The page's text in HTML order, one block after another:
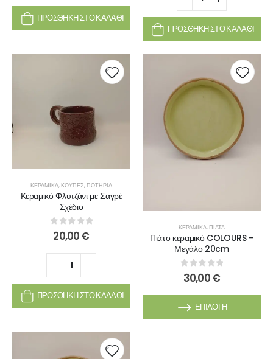
ΠΡΟΣΘΉΚΗ ΣΤΟ ΚΑΛΆΘΙ
ΠΡΟΣΘΉΚΗ ΣΤΟ ΚΑΛΆΘΙ
ΚΕΡΑΜΙΚΆ,ΚΟΎΠΕΣ,ΠΟΤΉΡΙΑ
Κεραμικό Φλυτζάνι με Σαγρέ
Σχέδιο
0out of 5
20,00€
ΠΡΟΣΘΉΚΗ ΣΤΟ ΚΑΛΆΘΙ
ΚΕΡΑΜΙΚΆ,ΠΙΆΤΑ
Πιάτο κεραμικό COLOURS -
Μεγάλο 20cm
0out of 5
30,00€
ΕΠΙΛΟΓΉ